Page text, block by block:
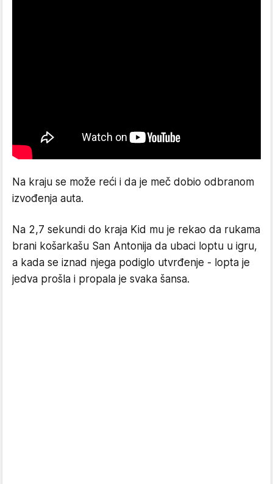
Na kraju se može reći i da je meč dobio odbranom
izvođenja auta.
Na 2,7 sekundi do kraja Kid mu je rekao da rukama
brani košarkašu San Antonija da ubaci loptu u igru,
a kada se iznad njega podiglo utvrđenje - lopta je
jedva prošla i propala je svaka šansa.